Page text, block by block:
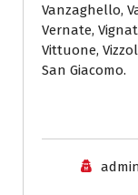
Vanzaghello,
Vernate,
Vittuone,
San Giacomo.